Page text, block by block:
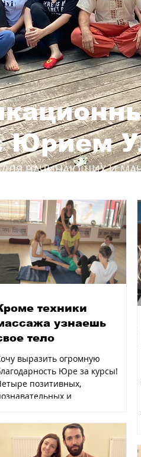
Юрием
ДЛЯ НАЧИНАЮЩИХ И
техники
узнаешь
тело
выразить огромную
Юре за курсы!
позитивных,
и
массажа узнаешь...